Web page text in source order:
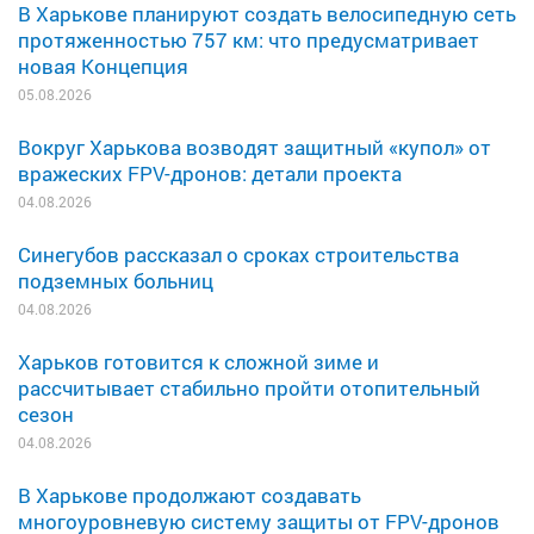
В Харькове планируют создать велосипедную сеть
протяженностью 757 км: что предусматривает
новая Концепция
05.08.2026
Вокруг Харькова возводят защитный «купол» от
вражеских FPV-дронов: детали проекта
04.08.2026
Синегубов рассказал о сроках строительства
подземных больниц
04.08.2026
Харьков готовится к сложной зиме и
рассчитывает стабильно пройти отопительный
сезон
04.08.2026
В Харькове продолжают создавать
многоуровневую систему защиты от FPV-дронов